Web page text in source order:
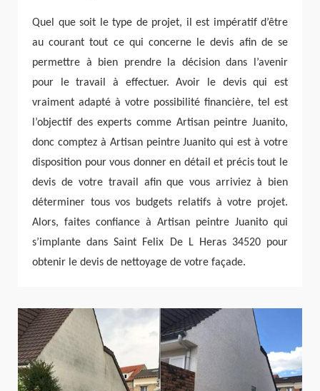
Quel que soit le type de projet, il est impératif d’être
au courant tout ce qui concerne le devis afin de se
permettre à bien prendre la décision dans l’avenir
pour le travail à effectuer. Avoir le devis qui est
vraiment adapté à votre possibilité financière, tel est
l’objectif des experts comme Artisan peintre Juanito,
donc comptez à Artisan peintre Juanito qui est à votre
disposition pour vous donner en détail et précis tout le
devis de votre travail afin que vous arriviez à bien
déterminer tous vos budgets relatifs à votre projet.
Alors, faites confiance à Artisan peintre Juanito qui
s’implante dans Saint Felix De L Heras 34520 pour
obtenir le devis de nettoyage de votre façade.